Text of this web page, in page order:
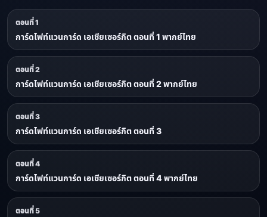
ตอนที่ 1
การ์ดไฟท์แวนการ์ด เอเชียเซอร์กิต ตอนที่ 1 พากย์ไทย
ตอนที่ 2
การ์ดไฟท์แวนการ์ด เอเชียเซอร์กิต ตอนที่ 2 พากย์ไทย
ตอนที่ 3
การ์ดไฟท์แวนการ์ด เอเชียเซอร์กิต ตอนที่ 3
ตอนที่ 4
การ์ดไฟท์แวนการ์ด เอเชียเซอร์กิต ตอนที่ 4 พากย์ไทย
ตอนที่ 5